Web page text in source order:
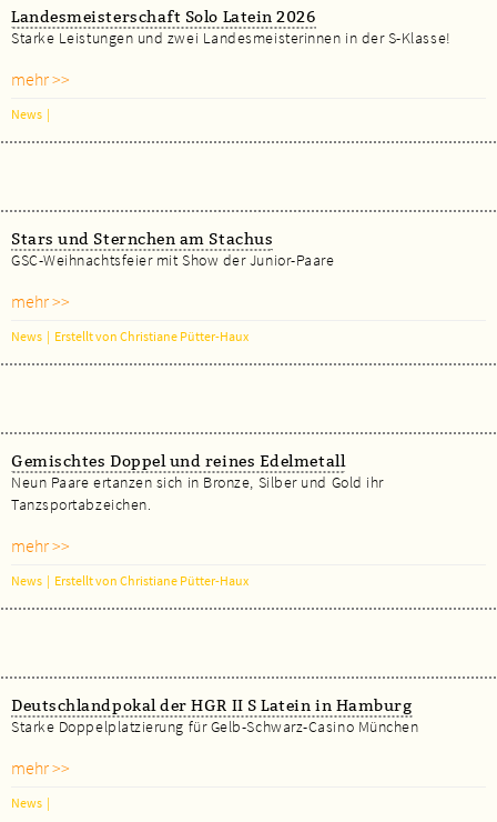
Landesmeisterschaft Solo Latein 2026
Starke Leistungen und zwei Landesmeisterinnen in der S-Klasse!
mehr >>
News |
Stars und Sternchen am Stachus
GSC-Weihnachtsfeier mit Show der Junior-Paare
mehr >>
News | Erstellt von Christiane Pütter-Haux
Gemischtes Doppel und reines Edelmetall
Neun Paare ertanzen sich in Bronze, Silber und Gold ihr
Tanzsportabzeichen.
mehr >>
News | Erstellt von Christiane Pütter-Haux
Deutschlandpokal der HGR II S Latein in Hamburg
Starke Doppelplatzierung für Gelb-Schwarz-Casino München
mehr >>
News |